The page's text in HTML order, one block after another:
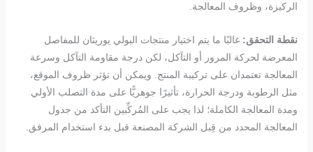
الركيزة، وظروف المعالجة.
نقطة التحقق: غالبًا ما يتم اختيار منتجات البولي يوريثان للمفاصل
المعرضة لحركة المرور أو التآكل، لكن درجة مقاومة التآكل وسرعة
المعالجة تعتمدان على تركيبة المنتج. ويمكن أن تؤثر ظروف الموقع،
مثل الرطوبة ودرجة الحرارة، تأثيرًا جوهريًّا على مدة التصلب الأولي
ومدة المعالجة الكاملة؛ لذا يجب على المُركِّبين التأكد من جدول
المعالجة المحدد من قِبل الشركة المصنعة قبل بدء استخدام المرفق.